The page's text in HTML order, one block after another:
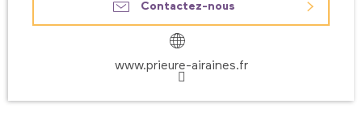
Contactez-nous
www.prieure-airaines.fr